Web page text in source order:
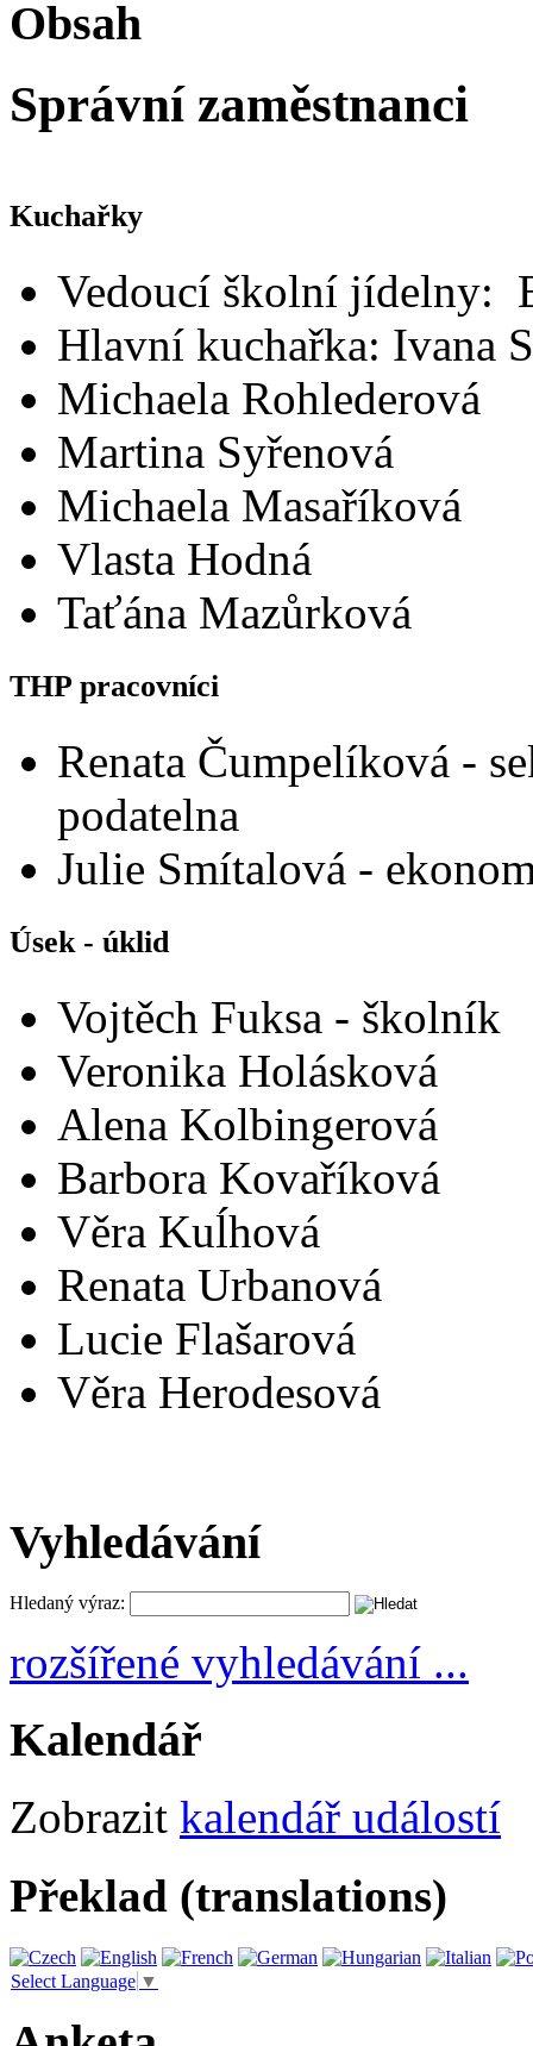
Obsah
Správní zaměstnanci
Kuchařky
Vedoucí školní jídelny:
Hlavní kuchařka: Ivana
Michaela Rohlederová
Martina Syřenová
Michaela Masaříková
Vlasta Hodná
Taťána Mazůrková
THP pracovníci
Renata Čumpelíková -
podatelna
Julie Smítalová -
Úsek - úklid
Vojtěch Fuksa - školník
Veronika Holásková
Alena Kolbingerová
Barbora Kovaříková
Věra Kuĺhová
Renata Urbanová
Lucie Flašarová
Věra Herodesová
Vyhledávání
Hledaný výraz:
rozšířené vyhledávání ...
Kalendář
Zobrazit kalendář událostí
Překlad (translations)
Select Language ▼